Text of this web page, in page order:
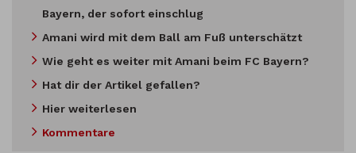
Bayern, der sofort einschlug
Amani wird mit dem Ball am Fuß unterschätzt
Wie geht es weiter mit Amani beim FC Bayern?
Hat dir der Artikel gefallen?
Hier weiterlesen
Kommentare